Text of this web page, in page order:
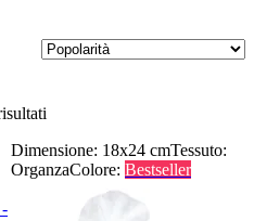
Dimensione: 18x24 cmTessuto:
OrganzaColore: Bestseller